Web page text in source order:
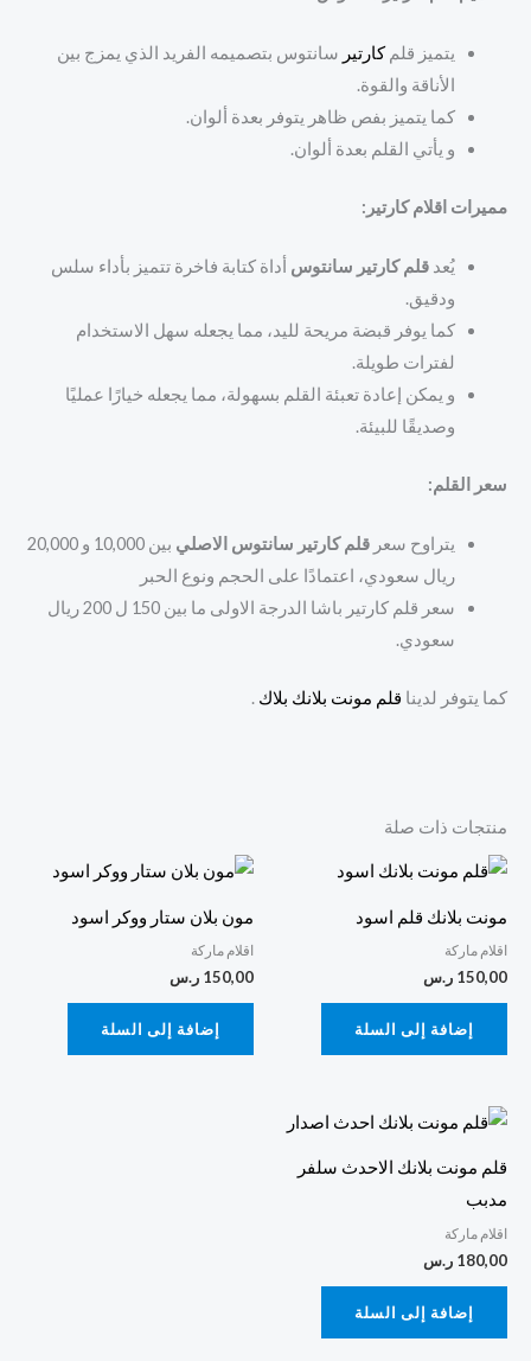
يتميز قلمكارتير سانتوس بتصميمه الفريد الذي يمزج بين
الأناقة والقوة.
كما يتميز بفص ظاهر يتوفر بعدة ألوان.
و يأتي القلم بعدة ألوان.
مميرات اقلام كارتير:
يُعد قلم كارتير سانتوس أداة كتابة فاخرة تتميز بأداء سلس
ودقيق.
كما يوفر قبضة مريحة لليد، مما يجعله سهل الاستخدام
لفترات طويلة.
و يمكن إعادة تعبئة القلم بسهولة، مما يجعله خيارًا عمليًا
وصديقًا للبيئة.
سعر القلم:
يتراوح سعر قلم كارتير سانتوس الاصلي
بين 10,000 و 20,000
ريال سعودي، اعتمادًا على الحجم ونوع الحبر
سعر قلم كارتير باشا الدرجة الاولى ما بين 150 ل 200 ريال
سعودي.
كما يتوفر لدينا قلم مونت بلانك بلاك .
منتجات ذات صلة
مونت بلانك قلم اسود
اقلام ماركة
150,00 ر.س
إضافة إلى السلة
مون بلان ستار ووكر اسود
اقلام ماركة
150,00 ر.س
إضافة إلى السلة
قلم مونت بلانك الاحدث سلفر
مدبب
اقلام ماركة
180,00 ر.س
إضافة إلى السلة